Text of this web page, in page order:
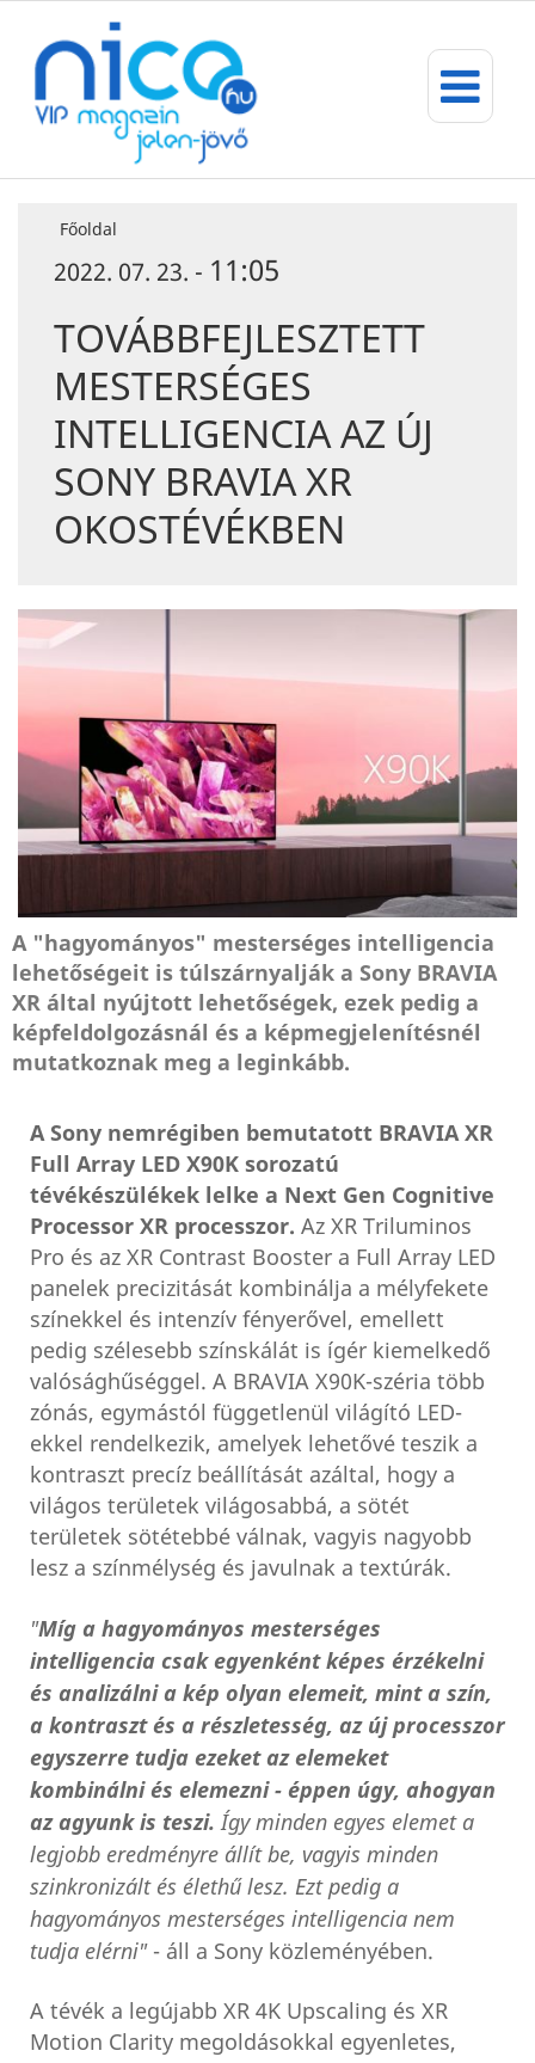
Főoldal
2022. 07. 23. - 11:05
TOVÁBBFEJLESZTETT
MESTERSÉGES
INTELLIGENCIA AZ ÚJ
SONY BRAVIA XR
OKOSTÉVÉKBEN
A "hagyományos" mesterséges intelligencia
lehetőségeit is túlszárnyalják a Sony BRAVIA
XR által nyújtott lehetőségek, ezek pedig a
képfeldolgozásnál és a képmegjelenítésnél
mutatkoznak meg a leginkább.
A Sony nemrégiben bemutatott BRAVIA XR
Full Array LED X90K sorozatú
tévékészülékek lelke a Next Gen Cognitive
Processor XR processzor. Az XR Triluminos
Pro és az XR Contrast Booster a Full Array LED
panelek precizitását kombinálja a mélyfekete
színekkel és intenzív fényerővel, emellett
pedig szélesebb színskálát is ígér kiemelkedő
valósághűséggel. A BRAVIA X90K-széria több
zónás, egymástól függetlenül világító LED-
ekkel rendelkezik, amelyek lehetővé teszik a
kontraszt precíz beállítását azáltal, hogy a
világos területek világosabbá, a sötét
területek sötétebbé válnak, vagyis nagyobb
lesz a színmélység és javulnak a textúrák.
"Míg a hagyományos mesterséges
intelligencia csak egyenként képes érzékelni
és analizálni a kép olyan elemeit, mint a szín,
a kontraszt és a részletesség, az új processzor
egyszerre tudja ezeket az elemeket
kombinálni és elemezni - éppen úgy, ahogyan
az agyunk is teszi. Így minden egyes elemet a
legjobb eredményre állít be, vagyis minden
szinkronizált és élethű lesz. Ezt pedig a
hagyományos mesterséges intelligencia nem
tudja elérni"- áll a Sony közleményében.
A tévék a legújabb XR 4K Upscaling és XR
Motion Clarity megoldásokkal egyenletes,